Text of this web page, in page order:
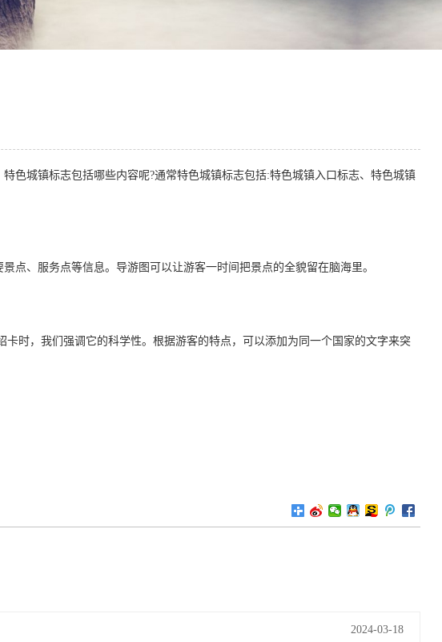
城镇标志包括哪些内容呢?通常特色城镇标志包括:特色城镇入口标志、特色城镇
、服务点等信息。导游图可以让游客一时间把景点的全貌留在脑海里。
时，我们强调它的科学性。根据游客的特点，可以添加为同一个国家的文字来突
2024-03-18